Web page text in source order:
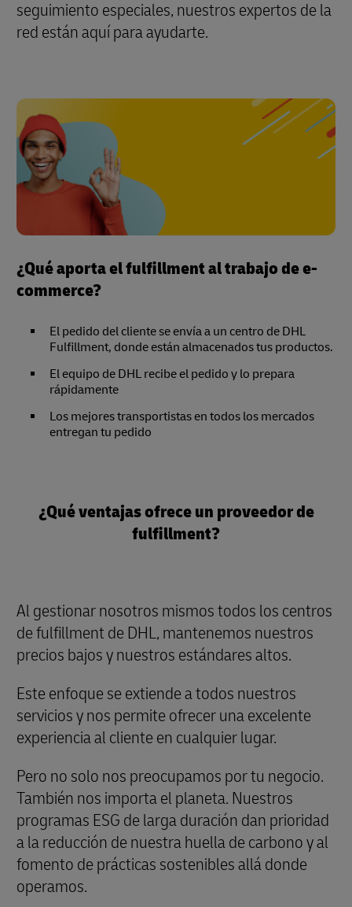
seguimiento especiales, nuestros expertos de la
red están aquí para ayudarte.
¿Qué aporta el fulfillment al trabajo de e-
commerce?
El pedido del cliente se envía a un centro de DHL
Fulfillment, donde están almacenados tus productos.
El equipo de DHL recibe el pedido y lo prepara
rápidamente
Los mejores transportistas en todos los mercados
entregan tu pedido
¿Qué ventajas ofrece un proveedor de
fulfillment?
Al gestionar nosotros mismos todos los centros
de fulfillment de DHL, mantenemos nuestros
precios bajos y nuestros estándares altos.
Este enfoque se extiende a todos nuestros
servicios y nos permite ofrecer una excelente
experiencia al cliente en cualquier lugar.
Pero no solo nos preocupamos por tu negocio.
También nos importa el planeta. Nuestros
programas ESG de larga duración dan prioridad
a la reducción de nuestra huella de carbono y al
fomento de prácticas sostenibles allá donde
operamos.